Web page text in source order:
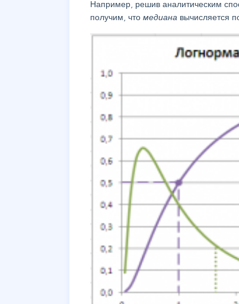
Например, решив аналитическим
получим, что медиана вычисляется